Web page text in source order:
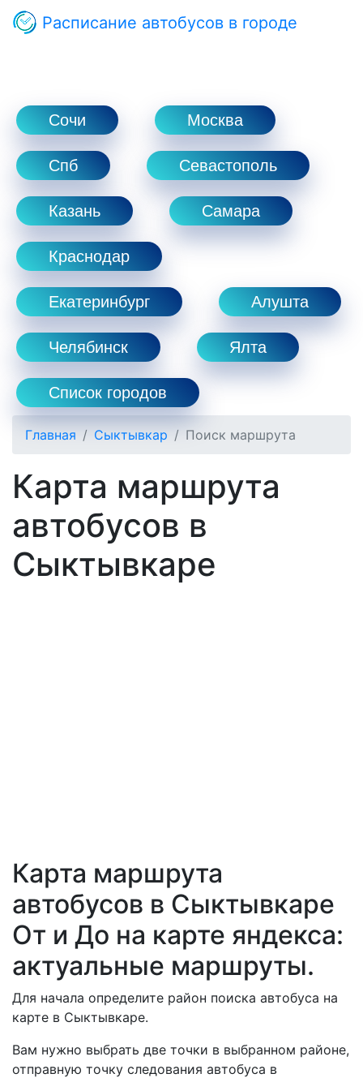
Расписание автобусов в городе
Сочи Москва
Спб Севастополь
Казань Самара
Краснодар
Екатеринбург Алушта
Челябинск Ялта
Список городов
Главная Сыктывкар Поиск маршрута
Карта маршрута
автобусов в
Сыктывкаре
Карта маршрута
автобусов в Сыктывкаре
От и До на карте яндекса:
актуальные маршруты.
Для начала определите район поиска автобуса на
карте в Сыктывкаре.
Вам нужно выбрать две точки в выбранном районе,
отправную точку следования автобуса в